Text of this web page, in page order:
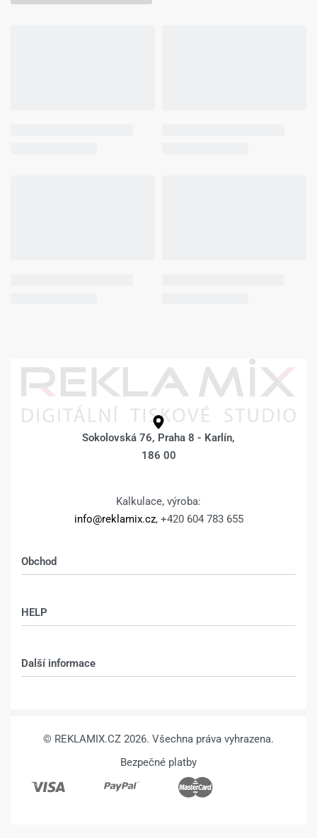
Sokolovská 76, Praha 8 - Karlín,
186 00
Kalkulace, výroba:
info@reklamix.cz, +420 604 783 655
Obchod
Můj účet – shop
HELP
Další informace
© REKLAMIX.CZ 2026. Všechna práva vyhrazena.
Bezpečné platby